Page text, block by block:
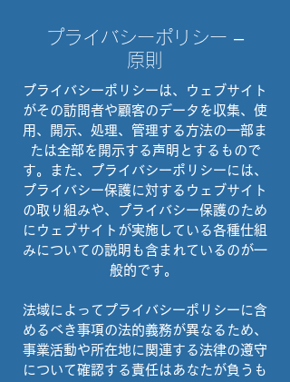
プライバシーポリシー –
原則
プライバシーポリシーは、ウェブサイト
がその訪問者や顧客のデータを収集、使
用、開示、処理、管理する方法の一部ま
たは全部を開示する声明とするもので
す。また、プライバシーポリシーには、
プライバシー保護に対するウェブサイト
の取り組みや、プライバシー保護のため
にウェブサイトが実施している各種仕組
みについての説明も含まれているのが一
般的です。
法域によってプライバシーポリシーに含
めるべき事項の法的義務が異なるため、
事業活動や所在地に関連する法律の遵守
について確認する責任はあなたが負うも